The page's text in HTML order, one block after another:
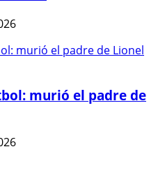
murió el padre de